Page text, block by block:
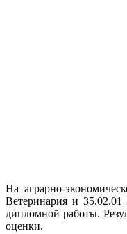
На аграрно-
Ветеринария и
дипломной работы.
оценки.